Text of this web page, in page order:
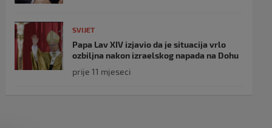
SVIJET
Papa Lav XIV izjavio da je situacija vrlo
ozbiljna nakon izraelskog napada na Dohu
prije 11 mjeseci